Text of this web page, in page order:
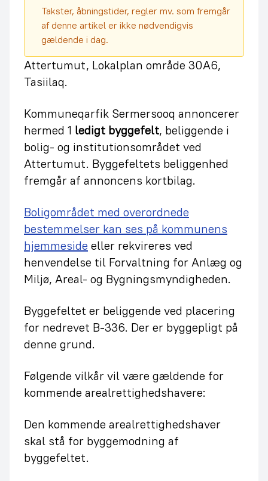
Takster, åbningstider, regler mv. som fremgår
af denne artikel er ikke nødvendigvis
gældende i dag.
Attertumut, Lokalplan område 30A6,
Tasiilaq.
Kommuneqarfik Sermersooq annoncerer
hermed 1 ledigt byggefelt, beliggende i
bolig- og institutionsområdet ved
Attertumut. Byggefeltets beliggenhed
fremgår af annoncens kortbilag.
Boligområdet med overordnede
bestemmelser kan ses på kommunens
hjemmeside eller rekvireres ved
henvendelse til Forvaltning for Anlæg og
Miljø, Areal- og Bygningsmyndigheden.
Byggefeltet er beliggende ved placering
for nedrevet B-336. Der er byggepligt på
denne grund.
Følgende vilkår vil være gældende for
kommende arealrettighedshavere:
Den kommende arealrettighedshaver
skal stå for byggemodning af
byggefeltet.